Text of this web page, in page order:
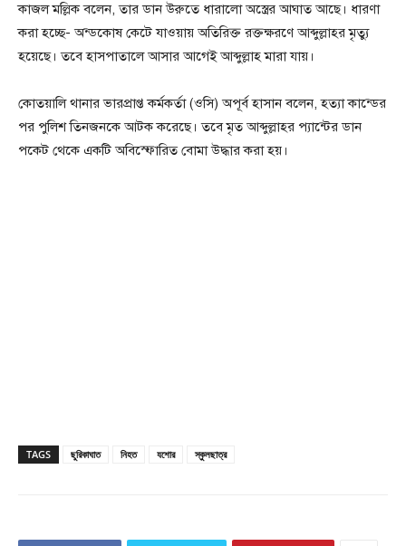
কাজল মল্লিক বলেন, তার ডান উরুতে ধারালো অস্ত্রের আঘাত আছে। ধারণা
করা হচ্ছে- অন্ডকোষ কেটে যাওয়ায় অতিরিক্ত রক্তক্ষরণে আব্দুল্লাহর মৃত্যু
হয়েছে। তবে হাসপাতালে আসার আগেই আব্দুল্লাহ মারা যায়।
কোতয়ালি থানার ভারপ্রাপ্ত কর্মকর্তা (ওসি) অপূর্ব হাসান বলেন, হত্যা কান্ডের
পর পুলিশ তিনজনকে আটক করেছে। তবে মৃত আব্দুল্লাহর প্যান্টের ডান
পকেট থেকে একটি অবিস্ফোরিত বোমা উদ্ধার করা হয়।
TAGS ছুরিকাঘাত নিহত যশোর স্কুলছাত্র